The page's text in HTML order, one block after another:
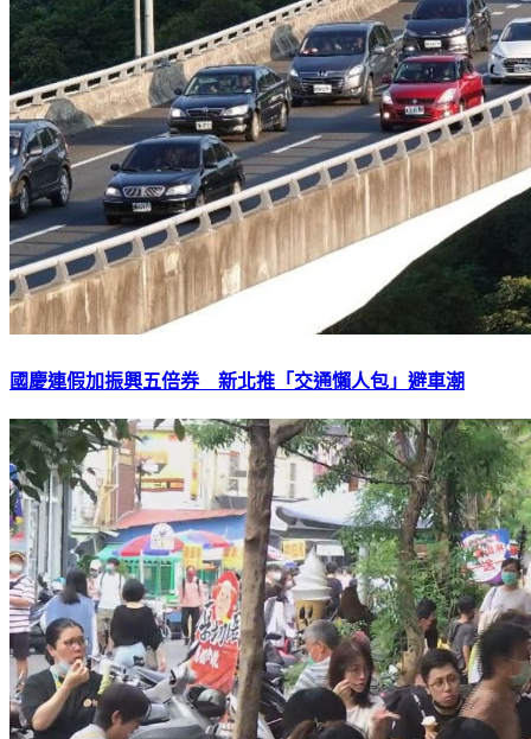
國慶連假加振興五倍券 新北推「交通懶人包」避車潮